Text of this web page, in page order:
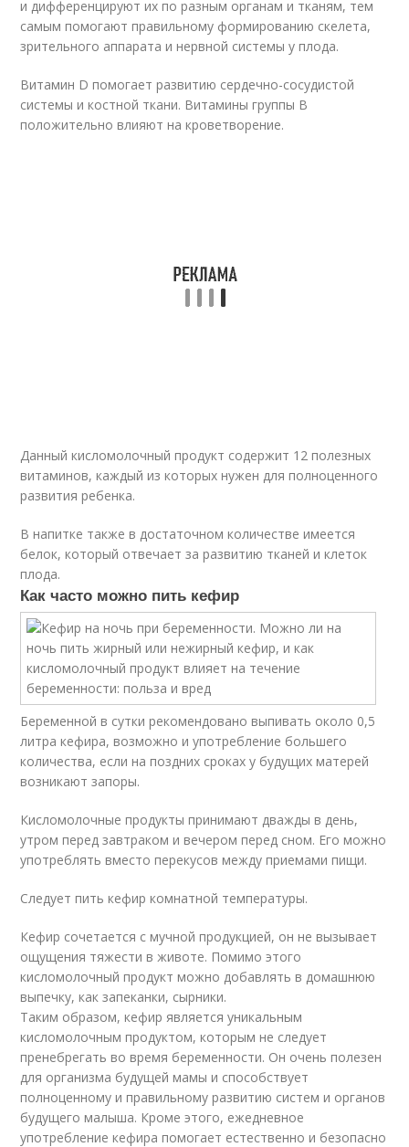
и дифференцируют их по разным органам и тканям, тем
самым помогают правильному формированию скелета,
зрительного аппарата и нервной системы у плода.
Витамин D помогает развитию сердечно-сосудистой
системы и костной ткани. Витамины группы В
положительно влияют на кроветворение.
Данный кисломолочный продукт содержит 12 полезных
витаминов, каждый из которых нужен для полноценного
развития ребенка.
В напитке также в достаточном количестве имеется
белок, который отвечает за развитию тканей и клеток
плода.
Как часто можно пить кефир
Беременной в сутки рекомендовано выпивать около 0,5
литра кефира, возможно и употребление большего
количества, если на поздних сроках у будущих матерей
возникают запоры.
Кисломолочные продукты принимают дважды в день,
утром перед завтраком и вечером перед сном. Его можно
употреблять вместо перекусов между приемами пищи.
Следует пить кефир комнатной температуры.
Кефир сочетается с мучной продукцией, он не вызывает
ощущения тяжести в животе. Помимо этого
кисломолочный продукт можно добавлять в домашнюю
выпечку, как запеканки, сырники.
Таким образом, кефир является уникальным
кисломолочным продуктом, которым не следует
пренебрегать во время беременности. Он очень полезен
для организма будущей мамы и способствует
полноценному и правильному развитию систем и органов
будущего малыша. Кроме этого, ежедневное
употребление кефира помогает естественно и безопасно